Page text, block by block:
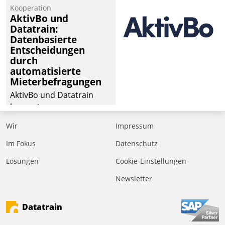
operativen
Instandhaltung in die
SAP-Systemlandschaft
deutscher
Wohnungsunternehmen
– und beschleunigt damit
den Weg vom
Mieteranliegen zum
Dienstleisterauftrag.
Kooperation
AktivBo und
Datatrain:
Datenbasierte
Entscheidungen
durch
automatisierte
Mieterbefragungen
AktivBo und Datatrain
kooperieren –
profitieren: Die nahtlose
Integration der Lösungen
Datatrain ermöglicht
Mieterbefragungen – eine
starke Grundlage für
Wir
Im Fokus
Lösungen
Impressum
Datenschutz
Cookie-Einstellungen
Newsletter
Datatrain